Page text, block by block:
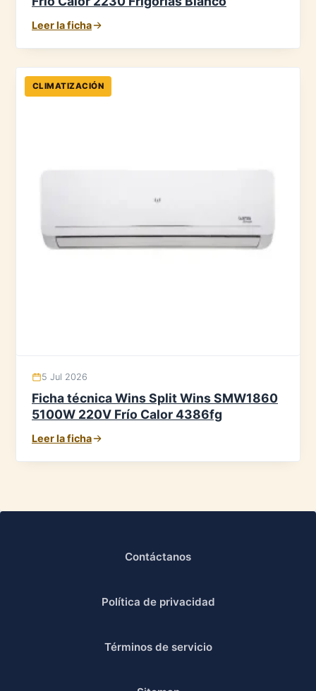
Leer la ficha
CLIMATIZACIÓN
5 Jul 2026
Ficha técnica Wins Split Wins SMW1860
5100W 220V Frío Calor 4386fg
Leer la ficha
Contáctanos
Política de privacidad
Términos de servicio